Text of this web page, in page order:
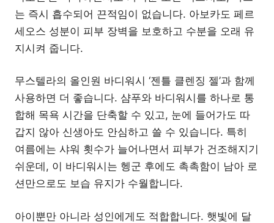
는 즉시 흡수되어 끈적임이 없습니다. 아보카도 페르
세오스 성분이 피부 장벽을 보호하고 수분을 오래 유
지시켜 줍니다.
무스텔라의 올인원 바디워시 ‘젠틀 클렌징 젤’과 함께
사용하면 더 좋습니다. 샴푸와 바디워시를 하나로 통
합해 목욕 시간을 단축할 수 있고, 눈에 들어가도 따
갑지 않아 신생아도 안심하고 쓸 수 있습니다. 특히
여름에는 샤워 횟수가 늘어나면서 피부가 건조해지기
쉬운데, 이 바디워시는 헹군 후에도 촉촉함이 남아 로
션만으로도 보습 유지가 수월합니다.
아이뿐만 아니라 성인에게도 적합합니다. 햇빛에 달